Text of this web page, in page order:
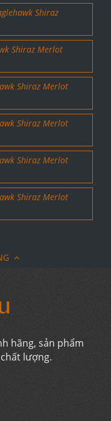
Shiraz
Shiraz Merlot
Shiraz Merlot
Shiraz Merlot
Shiraz Merlot
Shiraz Merlot
hãng, sản phẩm
lượng.